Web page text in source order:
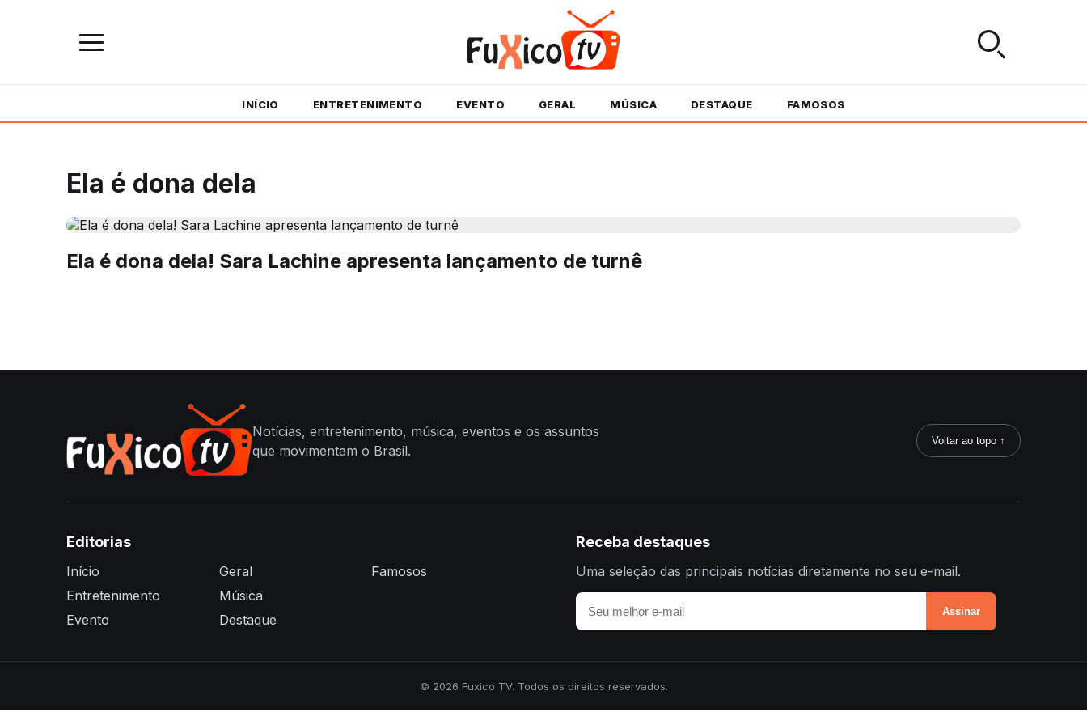
INÍCIO ENTRETENIMENTO EVENTO GERAL MÚSICA DESTAQUE FAMOSOS
Ela é dona dela
Ela é dona dela! Sara Lachine apresenta lançamento de turnê
Notícias, entretenimento, música, eventos e os assuntos
que movimentam o Brasil.
Voltar ao topo ↑
Editorias
Início
Entretenimento
Evento
Geral
Música
Destaque
Famosos
Receba destaques
Uma seleção das principais notícias diretamente no seu e-mail.
Assinar
© 2026 Fuxico TV. Todos os direitos reservados.